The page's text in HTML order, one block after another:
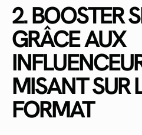
2. BOOSTER
GRÂCE AUX
MISANT SUR
FORMAT